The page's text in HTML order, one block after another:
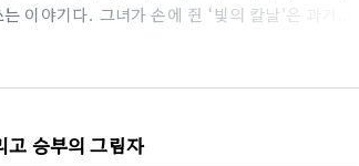
이야기다. 그녀가 손에 쥔 ‘빛의 칼날’은 과거와
들이 과거의 비극과 현재의 정치·전쟁 속에서
얽힌 사건과 갈등이 마치 흐르는 빛줄기처럼
르: 고전 판타지 로맨스, 대륙 판타지, 정치·전
계로, 용연(龙渊) 대륙이라는 창작..
승부의 그림자